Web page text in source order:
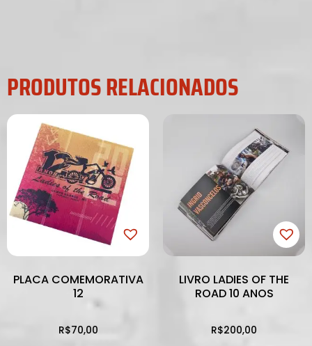
PRODUTOS RELACIONADOS
PLACA COMEMORATIVA
12
R$70,00
LIVRO LADIES OF THE
ROAD 10 ANOS
R$200,00